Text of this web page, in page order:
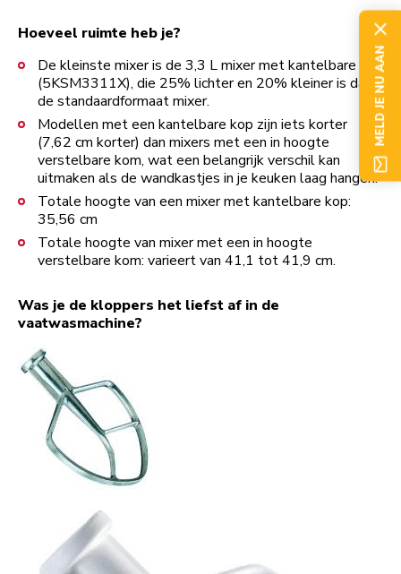
Hoeveel ruimte heb je?
De kleinste mixer is de 3,3 L mixer met kantelbare kop
(5KSM3311X), die 25% lichter en 20% kleiner is dan
de standaardformaat mixer.
Modellen met een kantelbare kop zijn iets korter
(7,62 cm korter) dan mixers met een in hoogte
verstelbare kom, wat een belangrijk verschil kan
uitmaken als de wandkastjes in je keuken laag hangen.
Totale hoogte van een mixer met kantelbare kop:
35,56 cm
Totale hoogte van mixer met een in hoogte
verstelbare kom: varieert van 41,1 tot 41,9 cm.
Was je de kloppers het liefst af in de
vaatwasmachine?
MELD JE NU AAN